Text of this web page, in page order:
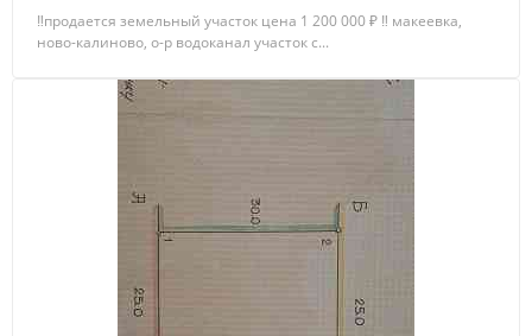
‼продается земельный участок цена 1 200 000 ₽ ‼ макеевка,
ново-калиново, о-р водоканал участок с...